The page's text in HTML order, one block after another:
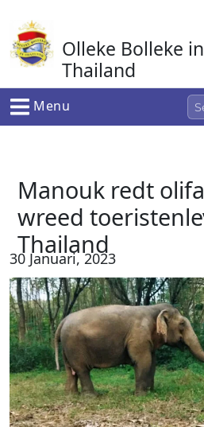
naar
de
inhoud
Olleke Bolleke in
Thailand
In Thailand
Menu
Manouk redt
wreed
Thailand
30 Januari, 2023